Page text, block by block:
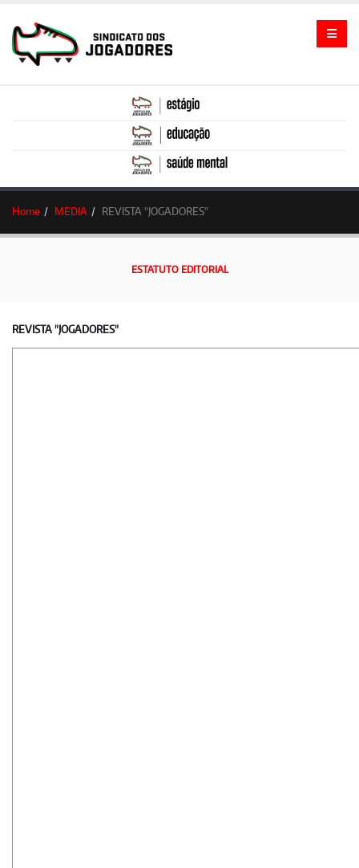
Home MEDIA REVISTA "JOGADORES"
ESTATUTO EDITORIAL
REVISTA "JOGADORES"